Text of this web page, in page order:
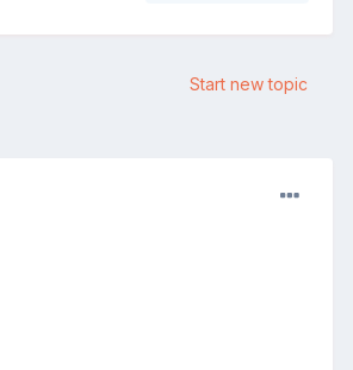
Start new topic